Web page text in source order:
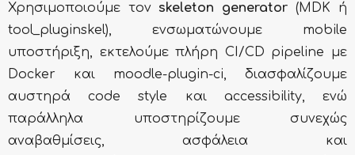
Χρησιμοποιούμε τον skeleton generator (MDK ή
tool_pluginskel), ενσωματώνουμε mobile
υποστήριξη, εκτελούμε πλήρη CI/CD pipeline με
Docker και moodle-plugin-ci, διασφαλίζουμε
αυστηρά code style και accessibility, ενώ
παράλληλα υποστηρίζουμε συνεχώς
αναβαθμίσεις, ασφάλεια και